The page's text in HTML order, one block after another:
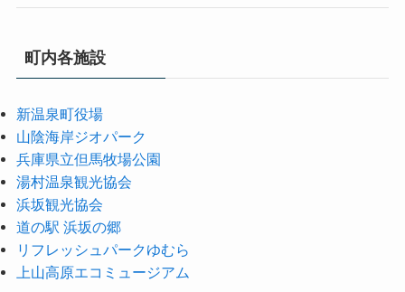
町内各施設
新温泉町役場
山陰海岸ジオパーク
兵庫県立但馬牧場公園
湯村温泉観光協会
浜坂観光協会
道の駅 浜坂の郷
リフレッシュパークゆむら
上山高原エコミュージアム